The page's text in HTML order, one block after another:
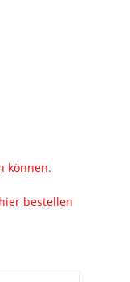
können.
bestellen